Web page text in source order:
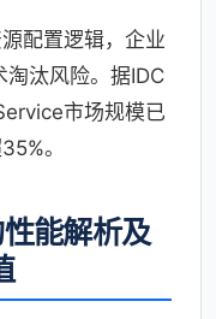
配置逻辑，企业
淘汰风险。据IDC
市场规模已
。
能解析及